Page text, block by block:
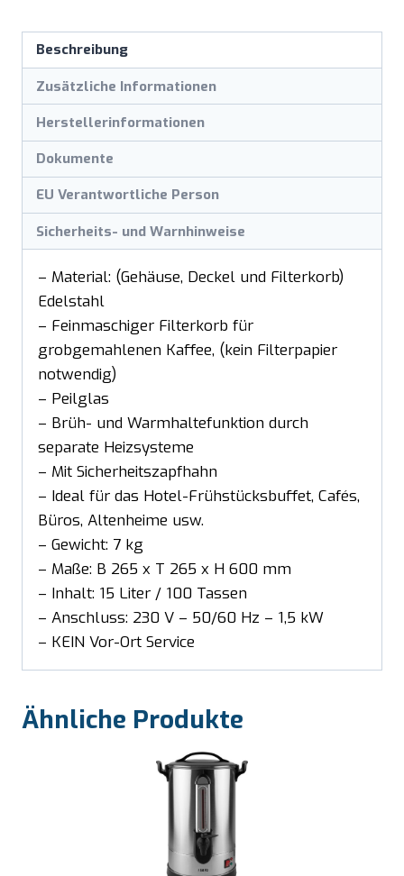
Beschreibung
Zusätzliche Informationen
Herstellerinformationen
Dokumente
EU Verantwortliche Person
Sicherheits- und Warnhinweise
– Material: (Gehäuse, Deckel und Filterkorb)
Edelstahl
– Feinmaschiger Filterkorb für
grobgemahlenen Kaffee, (kein Filterpapier
notwendig)
– Peilglas
– Brüh- und Warmhaltefunktion durch
separate Heizsysteme
– Mit Sicherheitszapfhahn
– Ideal für das Hotel-Frühstücksbuffet, Cafés,
Büros, Altenheime usw.
– Gewicht: 7 kg
– Maße: B 265 x T 265 x H 600 mm
– Inhalt: 15 Liter / 100 Tassen
– Anschluss: 230 V – 50/60 Hz – 1,5 kW
– KEIN Vor-Ort Service
Ähnliche Produkte